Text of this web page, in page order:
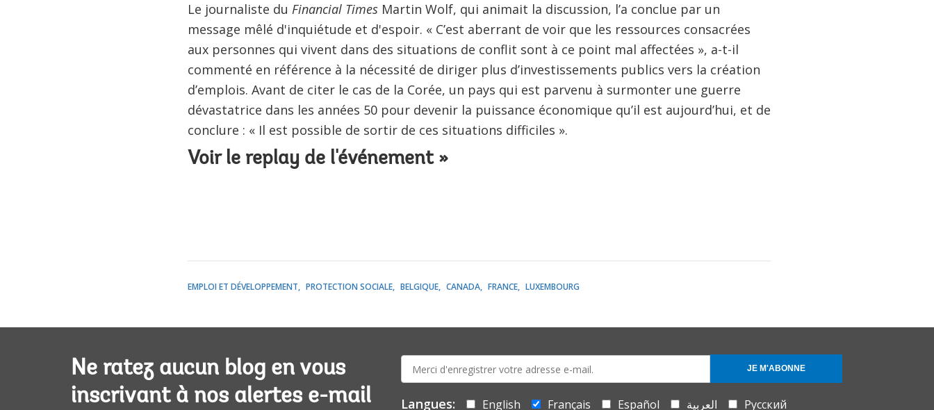
Le journaliste du Financial TimesMartin Wolf, qui animait la discussion, l’a conclue par un
message mêlé d'inquiétude et d'espoir. « C’est aberrant de voir que les ressources consacrées
aux personnes qui vivent dans des situations de conflit sont à ce point mal affectées », a-t-il
commenté en référence à la nécessité de diriger plus d’investissements publics vers la création
d’emplois. Avant de citer le cas de la Corée, un pays qui est parvenu à surmonter une guerre
dévastatrice dans les années 50 pour devenir la puissance économique qu’il est aujourd’hui, et de
conclure : « Il est possible de sortir de ces situations difficiles ».
Voir le replay de l'événement »
EMPLOI ET DÉVELOPPEMENT PROTECTION SOCIALE BELGIQUE CANADA FRANCE LUXEMBOURG
Ne ratez aucun blog en vous
inscrivant à nos alertes e-mail
mail:
Langues: English Français Español العربية Русский
JE M'ABONNE